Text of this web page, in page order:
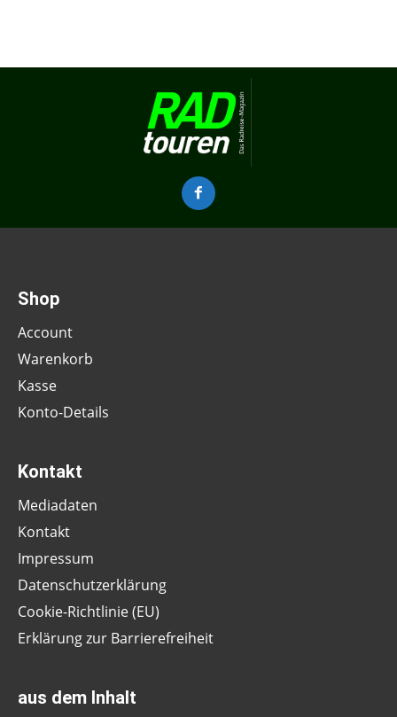
Shop
Account
Warenkorb
Kasse
Konto-Details
Kontakt
Mediadaten
Kontakt
Impressum
Datenschutzerklärung
Cookie-Richtlinie (EU)
Erklärung zur Barrierefreiheit
aus dem Inhalt